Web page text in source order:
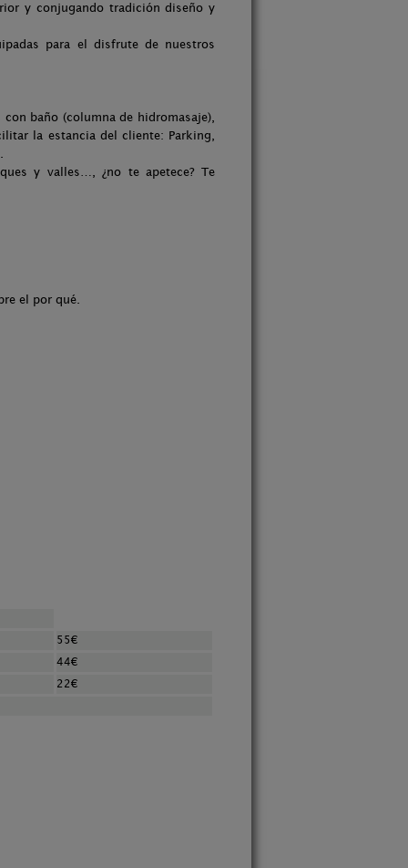
y conjugando tradición diseño y
para el disfrute de nuestros
baño (columna de hidromasaje),
la estancia del cliente: Parking,
y valles…, ¿no te apetece? Te
el por qué.
55€
44€
22€